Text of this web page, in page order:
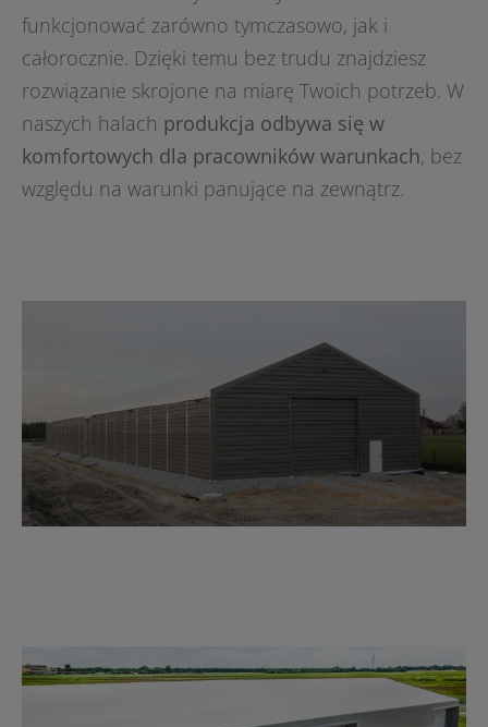
funkcjonować zarówno tymczasowo, jak i
całorocznie. Dzięki temu bez trudu znajdziesz
rozwiązanie skrojone na miarę Twoich potrzeb. W
naszych halach produkcja odbywa się w
komfortowych dla pracowników warunkach, bez
względu na warunki panujące na zewnątrz.